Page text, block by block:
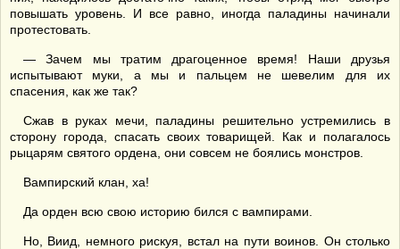
повышать уровень. И все равно, иногда паладины начинали
протестовать.
— Зачем мы тратим драгоценное время! Наши друзья
испытывают муки, а мы и пальцем не шевелим для их
спасения, как же так?
Сжав в руках мечи, паладины решительно устремились в
сторону города, спасать своих товарищей. Как и полагалось
рыцарям святого ордена, они совсем не боялись монстров.
Вампирский клан, ха!
Да орден всю свою историю бился с вампирами.
Но, Виид, немного рискуя, встал на пути воинов. Он столько